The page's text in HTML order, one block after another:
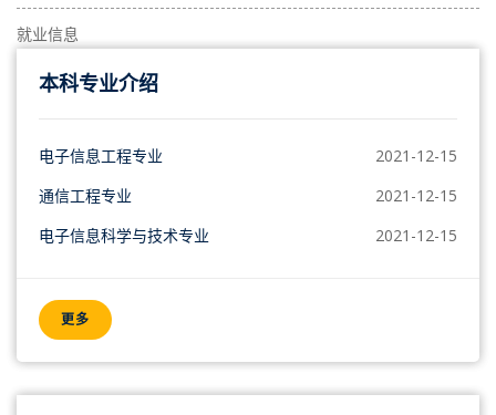
就业信息
本科专业介绍
2021-12-15
电子信息工程专业
2021-12-15
通信工程专业
2021-12-15
电子信息科学与技术专业
更多